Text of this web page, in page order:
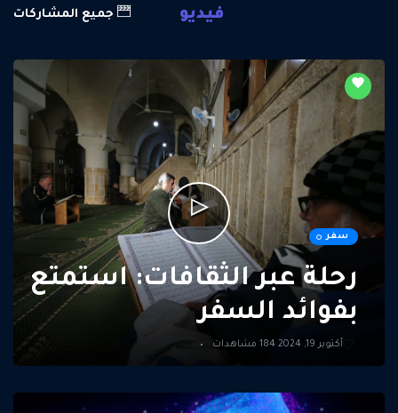
فيديو جميع المشاركات
سفر
رحلة عبر الثقافات: استمتع
بفوائد السفر
أكتوبر 19, 2024 184 مشاهدات